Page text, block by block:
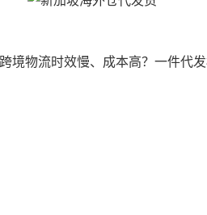
物流时效慢、成本高？一件代